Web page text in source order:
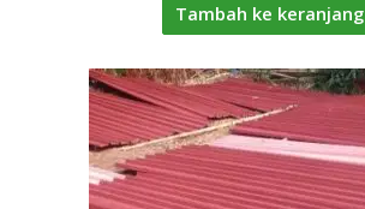
Tambah ke keranjang